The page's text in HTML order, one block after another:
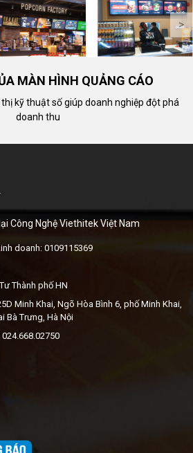
>
MÀN HÌNH QUẢNG CÁO
kỹ thuật số giúp doanh nghiệp đột phá
doanh thu
Công Nghệ Viethitek Việt Nam
doanh: 0109115369
Thành phố HN
Minh Khai, Ngõ Hòa Bình 6, phố Minh Khai,
Bà Trưng, Hà Nội
024.668.02750